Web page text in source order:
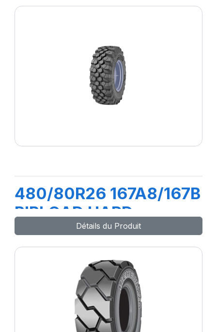
480/80R26 167A8/167B
BIBLOAD HARD
SURFACEDétails du Produit